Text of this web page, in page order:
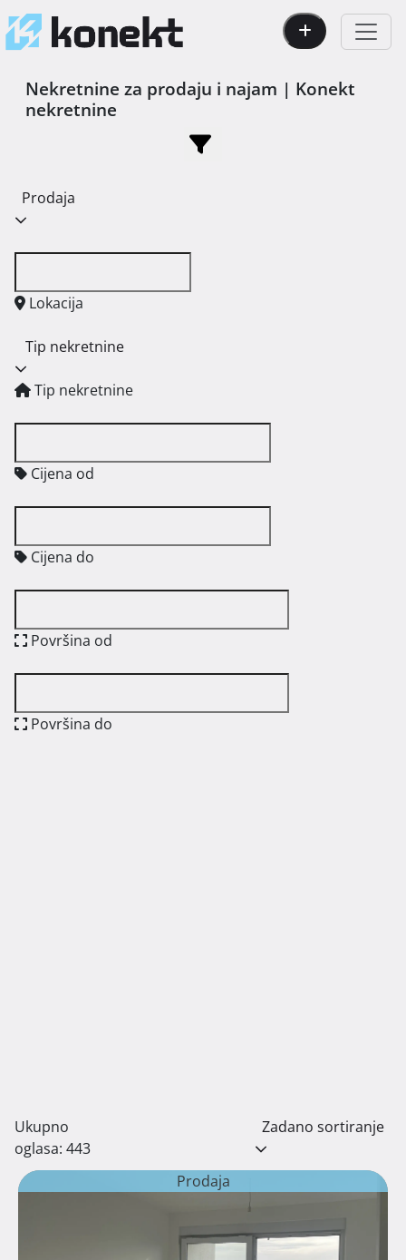
Nekretnine za prodaju i najam | Konekt
nekretnine
Prodaja
Lokacija
Tip nekretnine
Tip nekretnine
Cijena od
Cijena do
Površina od
Površina do
Ukupno
oglasa: 443
Zadano sortiranje
Prodaja